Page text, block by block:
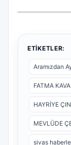
ETIKETLER:
Aramızdan
FATMA
HAYRİYE
MEVLÜDE
sivas